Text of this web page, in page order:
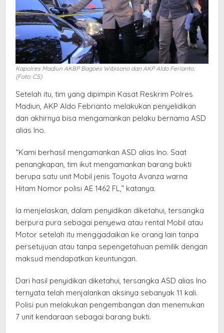
Kapolres Madiun AKBP Bagoes Wibisono dan AKP Aldo Ferianto.
(Foto: CS)
Setelah itu, tim yang dipimpin Kasat Reskrim Polres
Madiun, AKP Aldo Febrianto melakukan penyelidikan
dan akhirnya bisa mengamankan pelaku bernama ASD
alias Ino.
“Kami berhasil mengamankan ASD alias Ino. Saat
penangkapan, tim ikut mengamankan barang bukti
berupa satu unit Mobil jenis Toyota Avanza warna
Hitam Nomor polisi AE 1462 FL,” katanya.
Ia menjelaskan, dalam penyidikan diketahui, tersangka
berpura pura sebagai penyewa atau rental Mobil atau
Motor setelah itu menggadaikan ke orang lain tanpa
persetujuan atau tanpa sepengetahuan pemilik dengan
maksud mendapatkan keuntungan.
Dari hasil penyidikan diketahui, tersangka ASD alias Ino
ternyata telah menjalankan aksinya sebanyak 11 kali.
Polisi pun melakukan pengembangan dan menemukan
7 unit kendaraan sebagai barang bukti.